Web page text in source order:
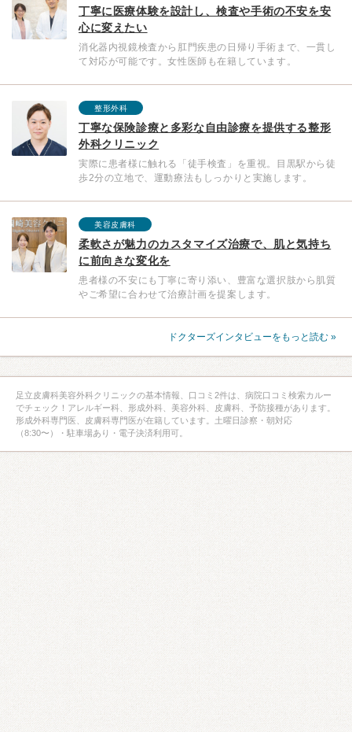
丁寧に医療体験を設計し、検査や手術の不安を安
心に変えたい
消化器内視鏡検査から肛門疾患の日帰り手術まで、一貫し
て対応が可能です。女性医師も在籍しています。
整形外科
丁寧な保険診療と多彩な自由診療を提供する整形
外科クリニック
実際に患者様に触れる「徒手検査」を重視。目黒駅から徒
歩2分の立地で、運動療法もしっかりと実施します。
美容皮膚科
柔軟さが魅力のカスタマイズ治療で、肌と気持ち
に前向きな変化を
患者様の不安にも丁寧に寄り添い、豊富な選択肢から肌質
やご希望に合わせて治療計画を提案します。
ドクターズインタビューをもっと読む »
足立皮膚科美容外科クリニックの基本情報、口コミ2件は、病院口コミ検索カルー
でチェック！アレルギー科、形成外科、美容外科、皮膚科、予防接種があります。
形成外科専門医、皮膚科専門医が在籍しています。土曜日診察・朝対応
（8:30〜）・駐車場あり・電子決済利用可。